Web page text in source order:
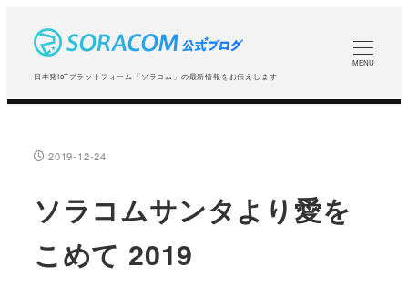
コ
日本発IoTプラットフォーム「ソラコム」の最新情報をお伝えします
MENU
投稿日
2019-12-24
ソラコムサンタより愛を
こめて 2019